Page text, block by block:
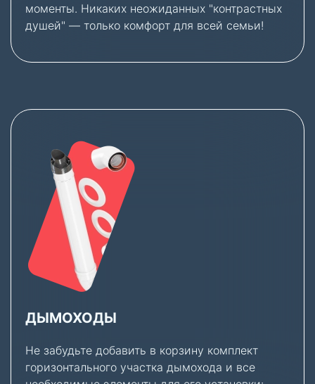
моменты. Никаких неожиданных "контрастных
душей" — только комфорт для всей семьи!
ДЫМОХОДЫ
Не забудьте добавить в корзину комплект
горизонтального участка дымохода и все